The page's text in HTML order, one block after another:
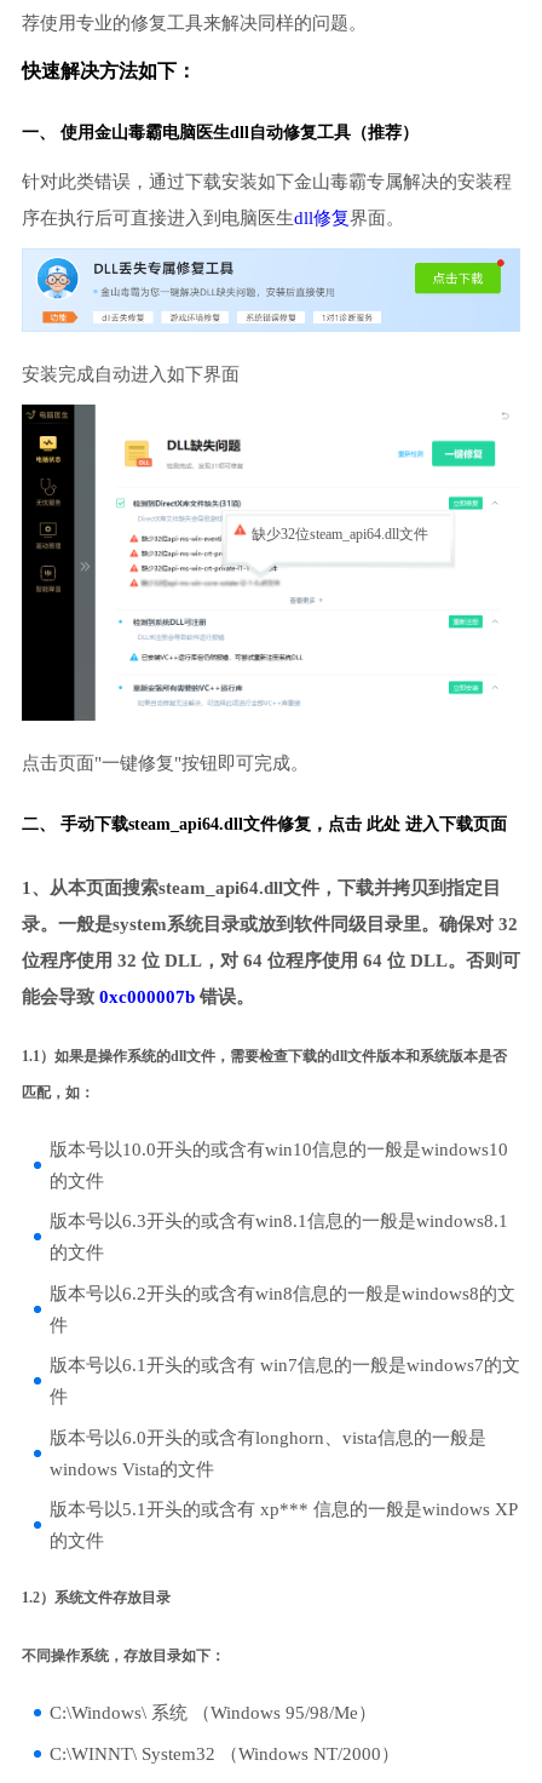
荐使用专业的修复工具来解决同样的问题。
快速解决方法如下：
一、 使用金山毒霸电脑医生dll自动修复工具（推荐）
针对此类错误，通过下载安装如下金山毒霸专属解决的安装程
序在执行后可直接进入到电脑医生dll修复界面。
安装完成自动进入如下界面
缺少32位steam_api64.dll文件
点击页面"一键修复"按钮即可完成。
二、 手动下载steam_api64.dll文件修复， 点击 此处 进入下载页面
1、从本页面搜索steam_api64.dll文件，下载并拷贝到指定目
录。一般是system系统目录或放到软件同级目录里。确保对 32
位程序使用 32 位 DLL，对 64 位程序使用 64 位 DLL。否则可
能会导致 0xc000007b错误。
1.1）如果是操作系统的dll文件，需要检查下载的dll文件版本和系统版本是否
匹配，如：
版本号以10.0开头的或含有win10信息的一般是windows10
的文件
版本号以6.3开头的或含有win8.1信息的一般是windows8.1
的文件
版本号以6.2开头的或含有win8信息的一般是windows8的文
件
版本号以6.1开头的或含有 win7信息的一般是windows7的文
件
版本号以6.0开头的或含有longhorn、vista信息的一般是
windows Vista的文件
版本号以5.1开头的或含有 xp*** 信息的一般是windows XP
的文件
1.2）系统文件存放目录
不同操作系统，存放目录如下：
C:\Windows\ 系统 （Windows 95/98/Me）
C:\WINNT\ System32 （Windows NT/2000）